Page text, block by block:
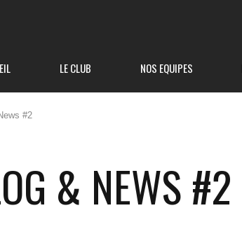
LE CLUB NOS EQUIPES
#2
& NEWS #2